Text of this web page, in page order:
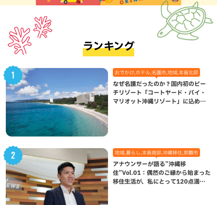
ランキング
おでかけ,ホテル,名護市,地域,本島北部
なぜ名護だったのか？国内初のビー
チリゾート「コートヤード・バイ・
マリオット沖縄リゾート」に込めら
地域,暮らし,本島南部,沖縄移住,那覇市
アナウンサーが語る”沖縄移
住”Vol.01：偶然のご縁から始まった
移住生活が、私にとって120点満点